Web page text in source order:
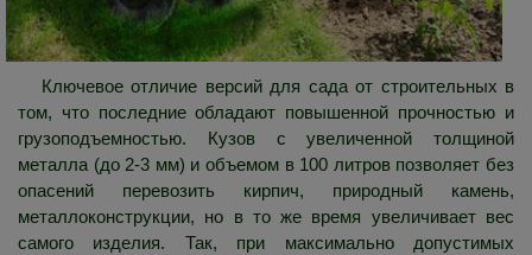
Ключевое отличие версий для сада от строительных в
том, что последние обладают повышенной прочностью и
грузоподъемностью. Кузов с увеличенной толщиной
металла (до 2-3 мм) и объемом в 100 литров позволяет без
опасений перевозить кирпич, природный камень,
металлоконструкции, но в то же время увеличивает вес
самого изделия. Так, при максимально допустимых